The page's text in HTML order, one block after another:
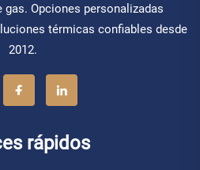
Opciones personalizadas
térmicas confiables desde
2012.
rápidos